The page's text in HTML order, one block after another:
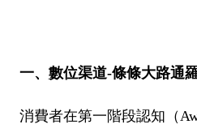
一、數位渠道-條條大路通
消費者在第一階段認知（